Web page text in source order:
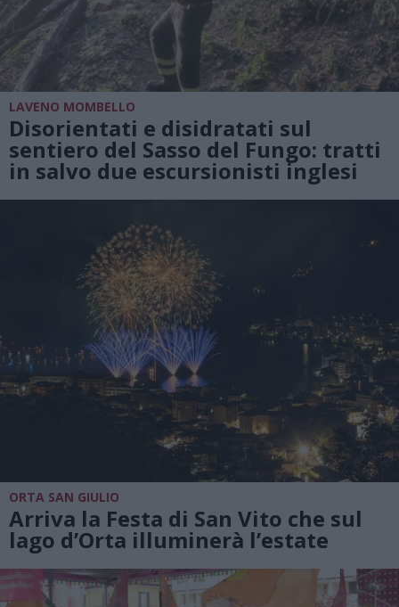
LAVENO MOMBELLO
Disorientati e disidratati sul
sentiero del Sasso del Fungo: tratti
in salvo due escursionisti inglesi
ORTA SAN GIULIO
Arriva la Festa di San Vito che sul
lago d’Orta illuminerà l’estate